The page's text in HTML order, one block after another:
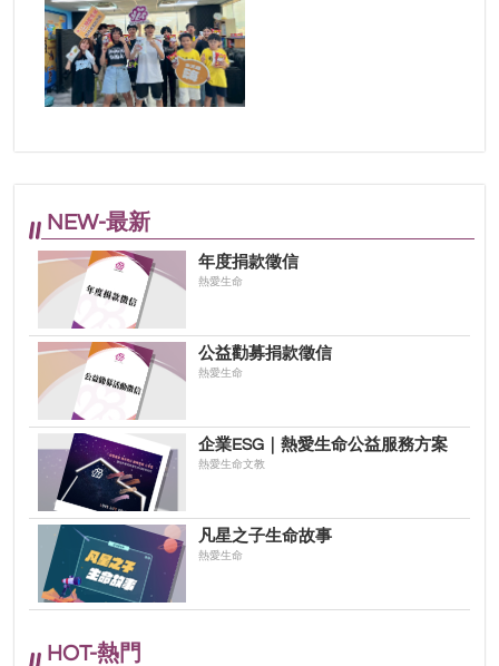
NEW-最新
年度捐款徵信
熱愛生命
公益勸募捐款徵信
熱愛生命
企業ESG｜熱愛生命公益服務方案
熱愛生命文教
凡星之子生命故事
熱愛生命
HOT-熱門